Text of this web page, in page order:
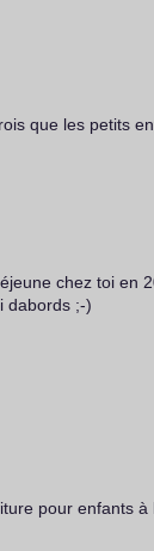
que les petits
chez toi en
dabords ;-)
pour enfants à